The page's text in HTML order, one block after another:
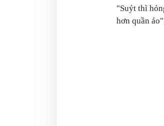
"Suýt thì
hơn quần